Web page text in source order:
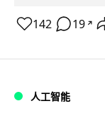
142 19 ↗
人工智能